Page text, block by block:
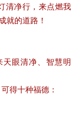
清净行，来点燃我
就的道路！
天眼清净、智慧明
得十种福德：